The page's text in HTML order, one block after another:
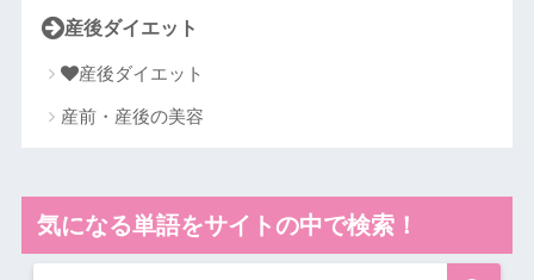
産後ダイエット
産後ダイエット
産前・産後の美容
気になる単語をサイトの中で検索！